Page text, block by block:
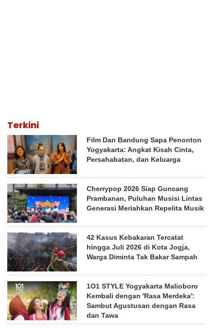
Terkini
Film Dan Bandung Sapa Penonton
Yogyakarta: Angkat Kisah Cinta,
Persahabatan, dan Keluarga
Cherrypop 2026 Siap Guncang
Prambanan, Puluhan Musisi Lintas
Generasi Meriahkan Repelita Musik
42 Kasus Kebakaran Tercatat
hingga Juli 2026 di Kota Jogja,
Warga Diminta Tak Bakar Sampah
1O1 STYLE Yogyakarta Malioboro
Kembali dengan 'Rasa Merdeka':
Sambut Agustusan dengan Rasa
dan Tawa